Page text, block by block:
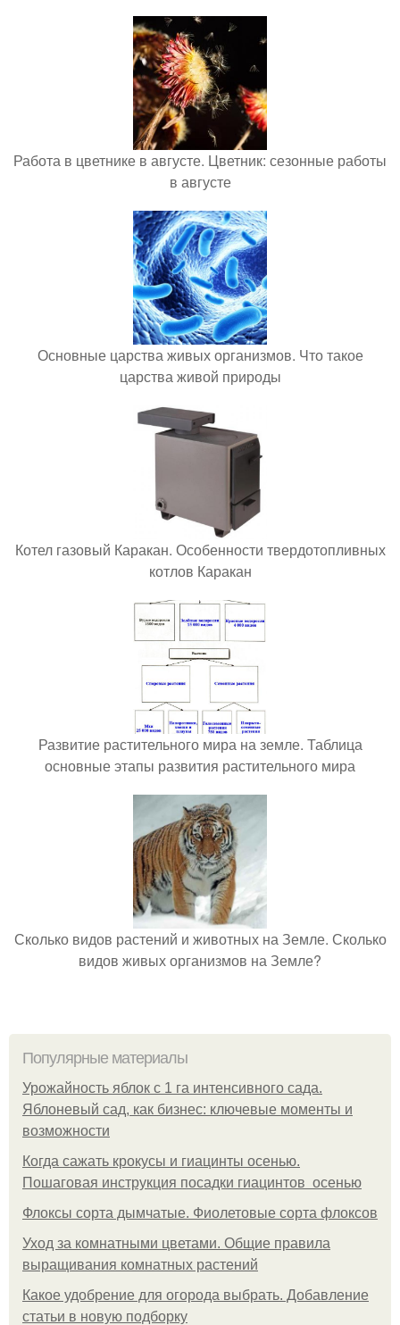
Работа в цветнике в августе. Цветник: сезонные работы
в августе
Основные царства живых организмов. Что такое
царства живой природы
Котел газовый Каракан. Особенности твердотопливных
котлов Каракан
Развитие растительного мира на земле. Таблица
основные этапы развития растительного мира
Сколько видов растений и животных на Земле. Сколько
видов живых организмов на Земле?
Популярные материалы
Урожайность яблок с 1 га интенсивного сада.
Яблоневый сад, как бизнес: ключевые моменты и
возможности
Когда сажать крокусы и гиацинты осенью.
Пошаговая инструкция посадки гиацинтов осенью
Флоксы сорта дымчатые. Фиолетовые сорта флоксов
Уход за комнатными цветами. Общие правила
выращивания комнатных растений
Какое удобрение для огорода выбрать. Добавление
статьи в новую подборку